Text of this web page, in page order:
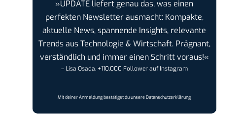
»UPDATE liefert genau das, was einen
perfekten Newsletter ausmacht: Kompakte,
aktuelle News, spannende Insights, relevante
Trends aus Technologie & Wirtschaft. Prägnant,
verständlich und immer einen Schritt voraus!«
– Lisa Osada, +110.000 Follower auf Instagram
Mit deiner Anmeldung bestätigst du unsereDatenschutzerklärung